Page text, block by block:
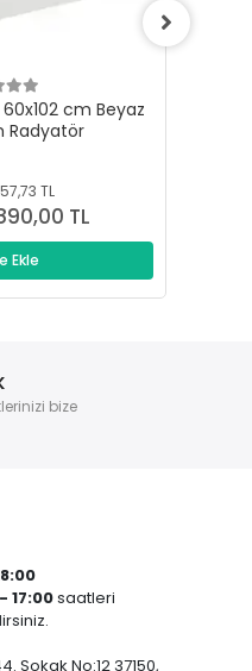
cm Beyaz
Radyatör
TL
TL
Ekle
bize
17:00saatleri
Sokak No:12 37150,